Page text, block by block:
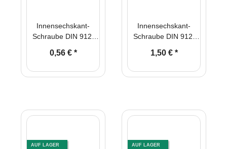
Innensechskant-
Schraube DIN 912/
130 mm
0,56 € *
Innensechskant-
Schraube DIN 912/
140 mm
1,50 € *
AUF LAGER AUF LAGER